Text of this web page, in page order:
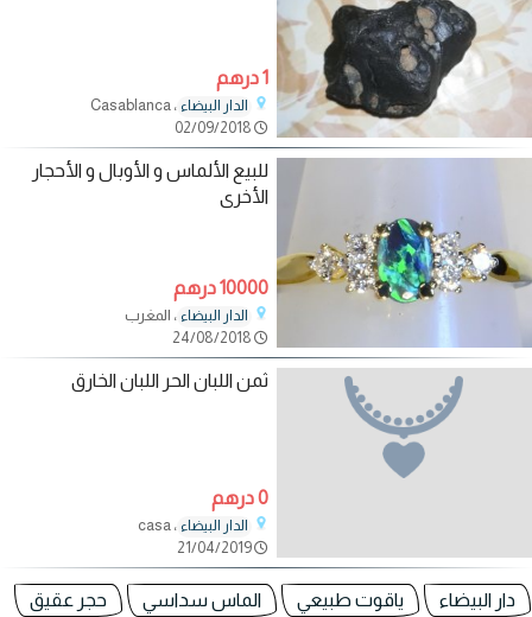
1 درهم
الدار البيضاء ، Casablanca
للبيع الألماس و الأوبال و الأحجار
الأخرى
10000 درهم
الدار البيضاء ، المغرب
ثمن اللبان الحر اللبان الخارق
0 درهم
الدار البيضاء ، casa
21/04/2019
دار البيضاء ياقوت طبيعي الماس سداسي
حجر عقيق